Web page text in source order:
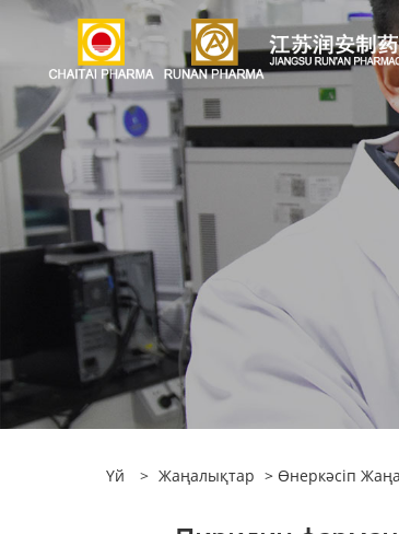
Үй > Жаңалықтар > Өнеркәсіп